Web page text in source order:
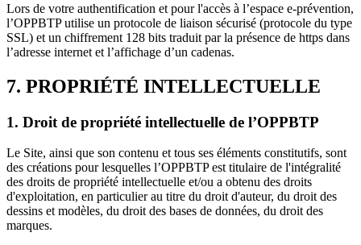
Lors de votre authentification et pour l'accès à l’espace e-prévention,
l’OPPBTP utilise un protocole de liaison sécurisé (protocole du type
SSL) et un chiffrement 128 bits traduit par la présence de https dans
l’adresse internet et l’affichage d’un cadenas.
7. PROPRIÉTÉ INTELLECTUELLE
1. Droit de propriété intellectuelle de l’OPPBTP
Le Site, ainsi que son contenu et tous ses éléments constitutifs, sont
des créations pour lesquelles l’OPPBTP est titulaire de l'intégralité
des droits de propriété intellectuelle et/ou a obtenu des droits
d'exploitation, en particulier au titre du droit d'auteur, du droit des
dessins et modèles, du droit des bases de données, du droit des
marques.